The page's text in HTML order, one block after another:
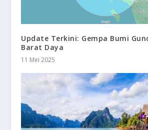
Update Terkini: Gempa Bumi
Barat Daya
11 Mei 2025